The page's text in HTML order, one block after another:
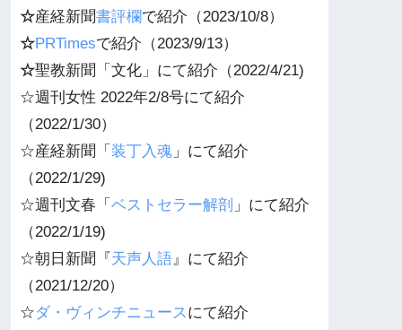
☆産経新聞書評欄で紹介（2023/10/8）
☆PRTimesで紹介（2023/9/13）
☆聖教新聞「文化」にて紹介（2022/4/21)
☆週刊女性 2022年2/8号にて紹介
（2022/1/30）
☆産経新聞「 装丁入魂 」にて紹介
（2022/1/29)
☆週刊 文春 「 ベストセラー解剖 」にて紹介
（2022/1/19)
☆朝日新聞『天声人語』にて紹介
（2021/12/20）
☆ダ・ヴィンチニュースにて紹介